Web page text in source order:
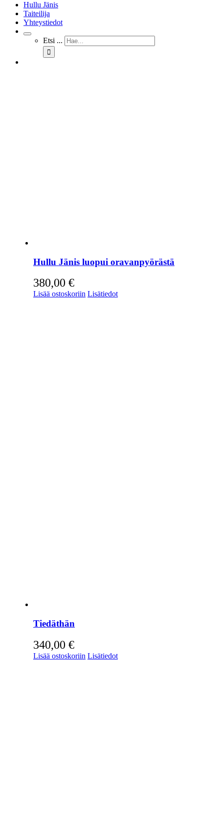
Hullu Jänis
Taiteilija
Yhteystiedot
Etsi ...
Hullu Jänis luopui oravanpyörästä
380,00 €
Lisää ostoskoriin Lisätiedot
Tiedäthän
340,00 €
Lisää ostoskoriin Lisätiedot